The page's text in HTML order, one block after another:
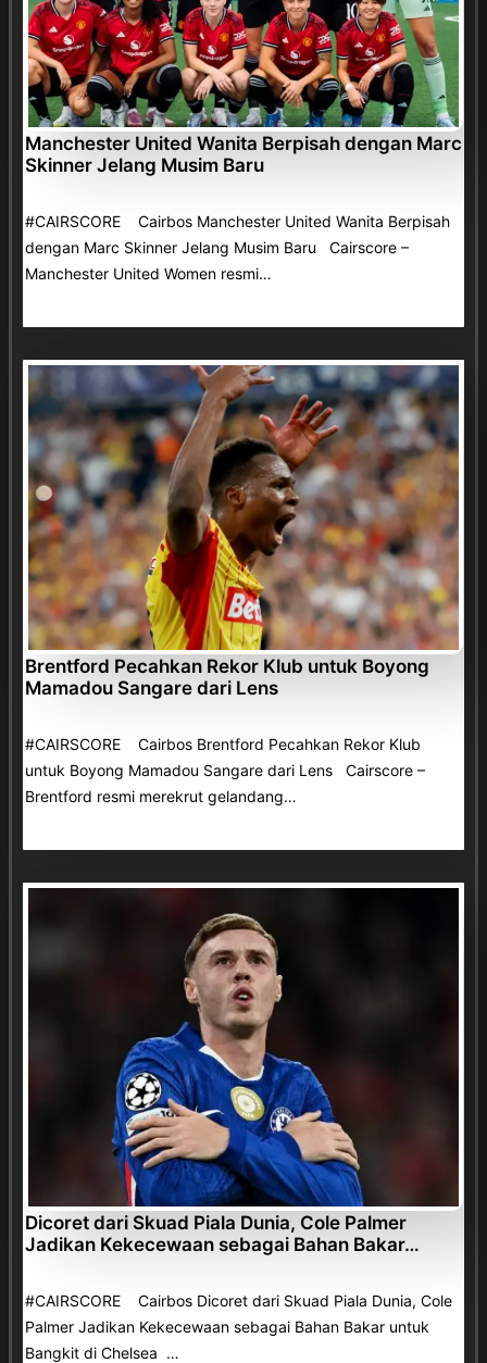
Manchester United Wanita Berpisah dengan Marc
Skinner Jelang Musim Baru
#CAIRSCORE Cairbos Manchester United Wanita Berpisah
dengan Marc Skinner Jelang Musim Baru Cairscore –
Manchester United Women resmi…
Brentford Pecahkan Rekor Klub untuk Boyong
Mamadou Sangare dari Lens
#CAIRSCORE Cairbos Brentford Pecahkan Rekor Klub
untuk Boyong Mamadou Sangare dari Lens Cairscore –
Brentford resmi merekrut gelandang…
Dicoret dari Skuad Piala Dunia, Cole Palmer
Jadikan Kekecewaan sebagai Bahan Bakar…
#CAIRSCORE Cairbos Dicoret dari Skuad Piala Dunia, Cole
Palmer Jadikan Kekecewaan sebagai Bahan Bakar untuk
Bangkit di Chelsea …